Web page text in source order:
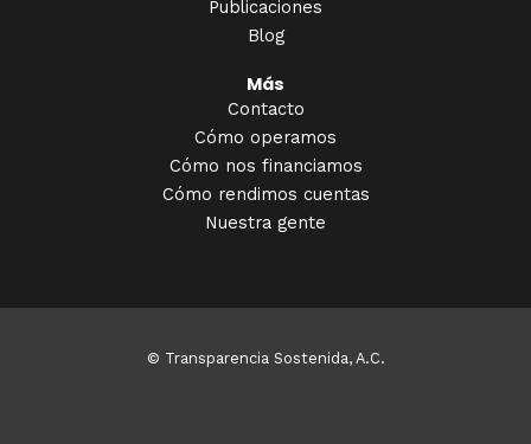
Publicaciones
Blog
Más
Contacto
Cómo operamos
Cómo nos financiamos
Cómo rendimos cuentas
Nuestra gente
© Transparencia Sostenida, A.C.